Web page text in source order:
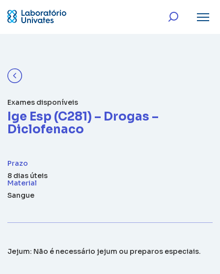
Exames disponíveis
Ige Esp (C281) – Drogas –
Diclofenaco
Prazo
8 dias úteis
Material
Sangue
Jejum: Não é necessário jejum ou preparos especiais.